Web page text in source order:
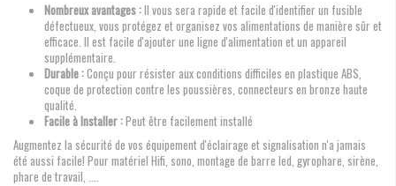
Nombreux avantages :Il vous sera rapide et facile d'identifier un fusible
défectueux, vous protégez et organisez vos alimentations de manière sûr et
efficace. Il est facile d'ajouter une ligne d'alimentation et un appareil
supplémentaire.
Durable :Conçu pour résister aux conditions difficiles en plastique ABS,
coque de protection contre les poussières, connecteurs en bronze haute
qualité.
Facile à Installer :Peut être facilement installé
Augmentez la sécurité de vos équipement d'éclairage et signalisation n'a jamais
été aussi facile! Pour matériel Hifi, sono, montage de barre led, gyrophare, sirène,
phare de travail, ....